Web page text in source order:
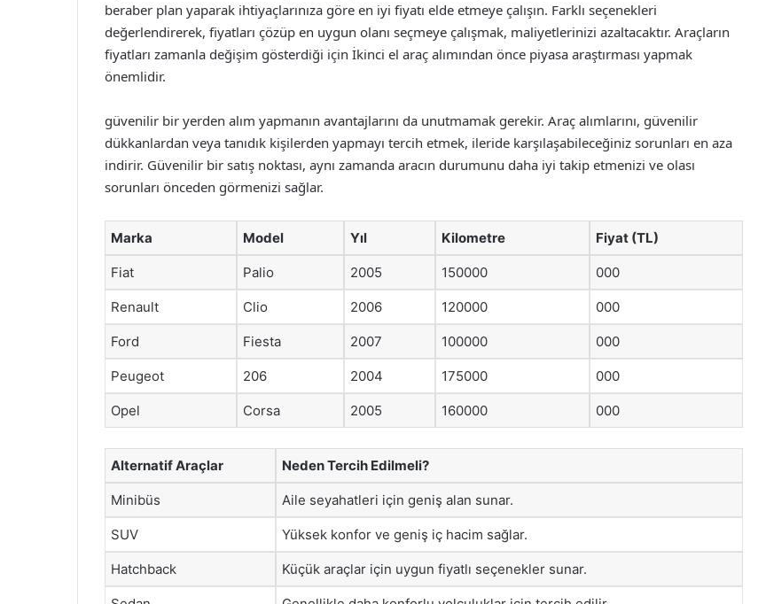
beraber plan yaparak ihtiyaçlarınıza göre en iyi fiyatı elde etmeye çalışın. Farklı seçenekleri
değerlendirerek, fiyatları çözüp en uygun olanı seçmeye çalışmak, maliyetlerinizi azaltacaktır. Araçların
fiyatları zamanla değişim gösterdiği için İkinci el araç alımından önce piyasa araştırması yapmak
önemlidir.
güvenilir bir yerden alım yapmanın avantajlarını da unutmamak gerekir. Araç alımlarını, güvenilir
dükkanlardan veya tanıdık kişilerden yapmayı tercih etmek, ileride karşılaşabileceğiniz sorunları en aza
indirir. Güvenilir bir satış noktası, aynı zamanda aracın durumunu daha iyi takip etmenizi ve olası
sorunları önceden görmenizi sağlar.
Marka Model Yıl Kilometre Fiyat (TL)
Fiat Palio 2005 150000 000
Renault Clio 2006 120000 000
Ford Fiesta 2007 100000 000
Peugeot 206 2004 175000 000
Opel Corsa 2005 160000 000
Alternatif Araçlar Neden Tercih Edilmeli?
Minibüs Aile seyahatleri için geniş alan sunar.
SUV Yüksek konfor ve geniş iç hacim sağlar.
Hatchback Küçük araçlar için uygun fiyatlı seçenekler sunar.